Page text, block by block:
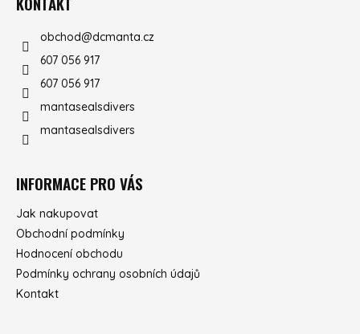
obchod@dcmanta.cz
607 056 917
607 056 917
mantasealsdivers
mantasealsdivers
INFORMACE PRO VÁS
Jak nakupovat
Obchodní podmínky
Hodnocení obchodu
Podmínky ochrany osobních údajů
Kontakt